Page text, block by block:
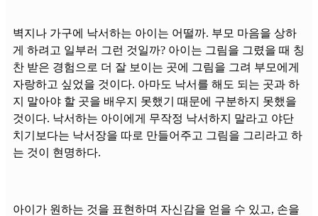
벽지나 가구에 낙서하는 아이는 어떨까. 부모 마음을 상하
게 하려고 일부러 그런 것일까? 아이는 그림을 그렸을 때 칭
찬 받은 경험으로 더 잘 보이는 곳에 그림을 그려 부모에게
자랑하고 싶었을 것이다. 아마도 낙서를 해도 되는 곳과 하
지 말아야 할 곳을 배우지 못했기 때문에 구분하지 못했을
것이다. 낙서하는 아이에게 무작정 낙서하지 말라고 야단
치기보다는 낙서장을 따로 만들어주고 그림을 그리라고 하
는 것이 현명하다.
아이가 원하는 것을 표현하며 자신감을 얻을 수 있고, 손을